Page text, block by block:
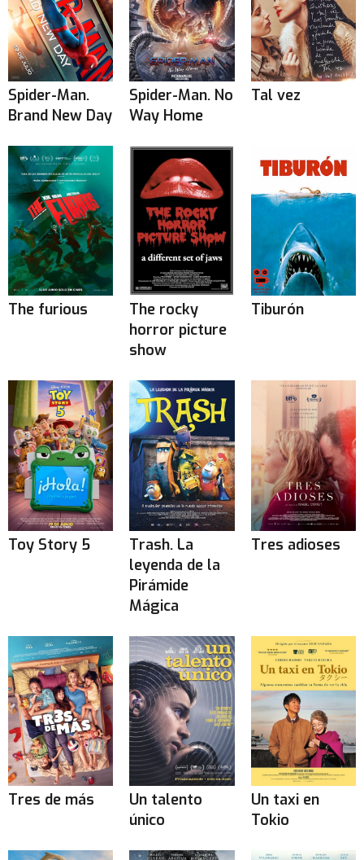
Spider-Man.
Brand New Day
Spider-Man. No
Way Home
Tal vez
The furious
The rocky
horror picture
show
Tiburón
Toy Story 5
Trash. La
leyenda de la
Pirámide
Mágica
Tres adioses
Tres de más
Un talento
único
Un taxi en
Tokio